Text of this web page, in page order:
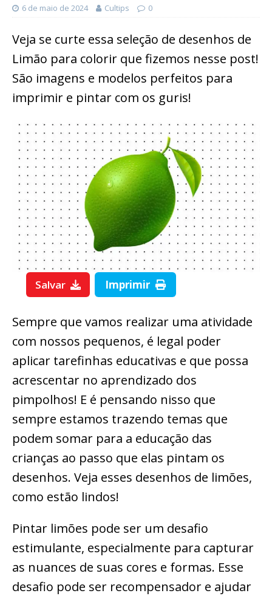
6 de maio de 2024 Cultips 0
Veja se curte essa seleção de desenhos de
Limão para colorir que fizemos nesse post!
São imagens e modelos perfeitos para
imprimir e pintar com os guris!
Salvar Imprimir
Sempre que vamos realizar uma atividade
com nossos pequenos, é legal poder
aplicar tarefinhas educativas e que possa
acrescentar no aprendizado dos
pimpolhos! E é pensando nisso que
sempre estamos trazendo temas que
podem somar para a educação das
crianças ao passo que elas pintam os
desenhos. Veja esses desenhos de limões,
como estão lindos!
Pintar limões pode ser um desafio
estimulante, especialmente para capturar
as nuances de suas cores e formas. Esse
desafio pode ser recompensador e ajudar